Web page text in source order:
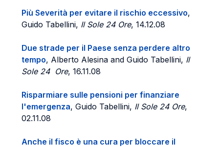
Più Severità per evitare il rischio eccessivo,
Guido Tabellini, Il Sole 24 Ore, 14.12.08
Due strade per il Paese senza perdere altro
tempo, Alberto Alesina and Guido Tabellini, Il
Sole 24 Ore, 16.11.08
Risparmiare sulle pensioni per finanziare
l'emergenza, Guido Tabellini, Il Sole 24 Ore,
02.11.08
Anche il fisco è una cura per bloccare il